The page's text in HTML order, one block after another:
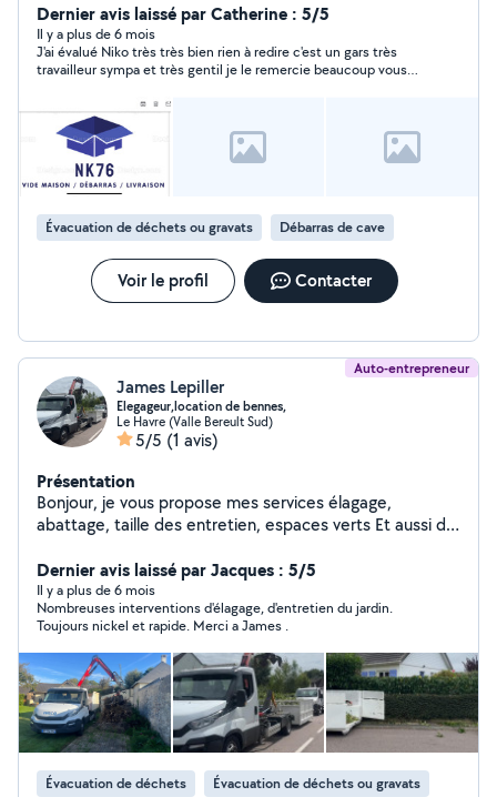
Dernier avis laissé par Catherine : 5/5
Il y a plus de 6 mois
J'ai évalué Niko très très bien rien à redire c'est un gars très
travailleur sympa et très gentil je le remercie beaucoup vous
Évacuation de déchets ou gravats Débarras de cave
Voir le profil Contacter
Auto-entrepreneur
James Lepiller
Elegageur,location de bennes,
Le Havre (Valle Bereult Sud)
5/5 (1 avis)
Présentation
Bonjour, je vous propose mes services élagage,
abattage, taille des entretien, espaces verts Et aussi de
gravats déchets verts, déchets en tout genre et
chargement avec Camion Grue, possible et démolition
éventuellement. Devis gratuit, disponible tout les jours
sauf le dimanche
Dernier avis laissé par Jacques : 5/5
Il y a plus de 6 mois
Nombreuses interventions d'élagage, d'entretien du jardin.
Toujours nickel et rapide. Merci a James .
Évacuation de déchets Évacuation de déchets ou gravats